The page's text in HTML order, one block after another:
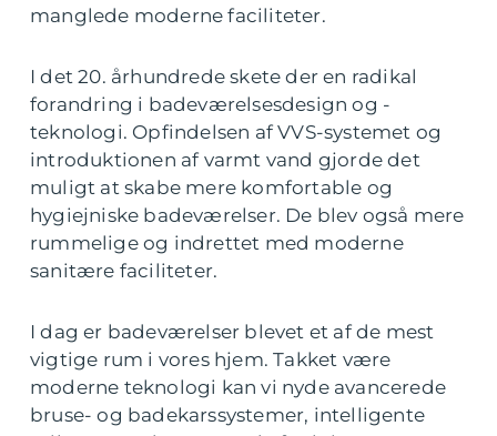
manglede moderne faciliteter.
I det 20. århundrede skete der en radikal
forandring i badeværelsesdesign og -
teknologi. Opfindelsen af VVS-systemet og
introduktionen af varmt vand gjorde det
muligt at skabe mere komfortable og
hygiejniske badeværelser. De blev også mere
rummelige og indrettet med moderne
sanitære faciliteter.
I dag er badeværelser blevet et af de mest
vigtige rum i vores hjem. Takket være
moderne teknologi kan vi nyde avancerede
bruse- og badekarssystemer, intelligente